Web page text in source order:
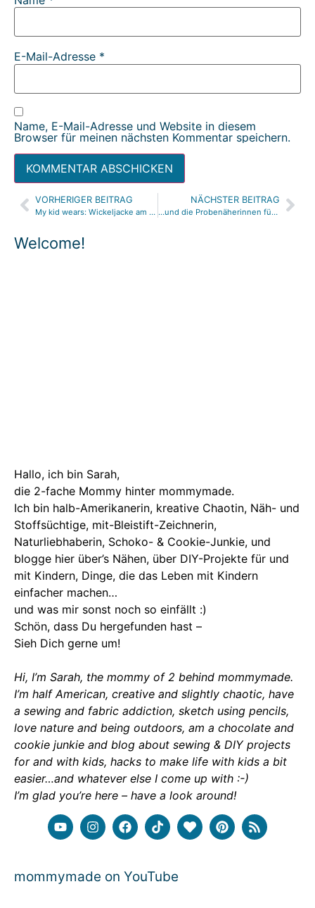
Welcome!
Hallo, ich bin Sarah,
die 2-fache Mommy hinter mommymade.
Ich bin halb-Amerikanerin, kreative Chaotin, Näh- und
Stoffsüchtige, mit-Bleistift-Zeichnerin,
Naturliebhaberin, Schoko- & Cookie-Junkie, und
blogge hier über’s Nähen, über DIY-Projekte für und
mit Kindern, Dinge, die das Leben mit Kindern
einfacher machen…
und was mir sonst noch so einfällt :)
Schön, dass Du hergefunden hast –
Sieh Dich gerne um!
Hi, I’m Sarah, the mommy of 2 behind mommymade.
I’m half American, creative and slightly chaotic, have
a sewing and fabric addiction, sketch using pencils,
love nature and being outdoors, am a chocolate and
cookie junkie and blog about sewing & DIY projects
for and with kids, hacks to make life with kids a bit
easier…and whatever else I come up with :-)
I’m glad you’re here – have a look around!
mommymade on YouTube
E-Mail-Adresse *
Name, E-Mail-Adresse und Website in diesem
Browser für meinen nächsten Kommentar speichern.
Alternative:
VORHERIGER BEITRAG
My kid wears: Wickeljacke am Modell
NÄCHSTER BEITRAG
…und die Probenäherinnen für die Wickeljacke sind: